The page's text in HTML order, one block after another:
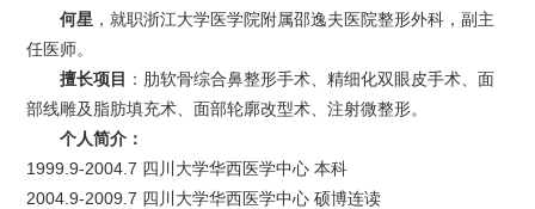
何星 ，就职浙江大学医学院附属邵逸夫医院整形外科，副主
任医师。
擅长项目 ：肋软骨综合鼻整形手术、精细化双眼皮手术、面
部线雕及脂肪填充术、面部轮廓改型术、注射微整形。
个人简介：
1999.9-2004.7 四川大学华西医学中心 本科
2004.9-2009.7 四川大学华西医学中心 硕博连读